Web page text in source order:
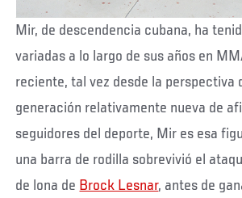
Mir, de descendencia cubana, ha
variadas a lo largo de sus años en
reciente, tal vez desde la perspectiva
generación relativamente nueva de
seguidores del deporte, Mir es esa
una barra de rodilla sobrevivió el
de lona de Brock Lesnar, antes de